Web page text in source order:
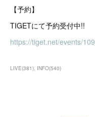
【予約】
TIGETにて予約受付中!!
https://tiget.net/events/
LIVE(381) INFO(540)